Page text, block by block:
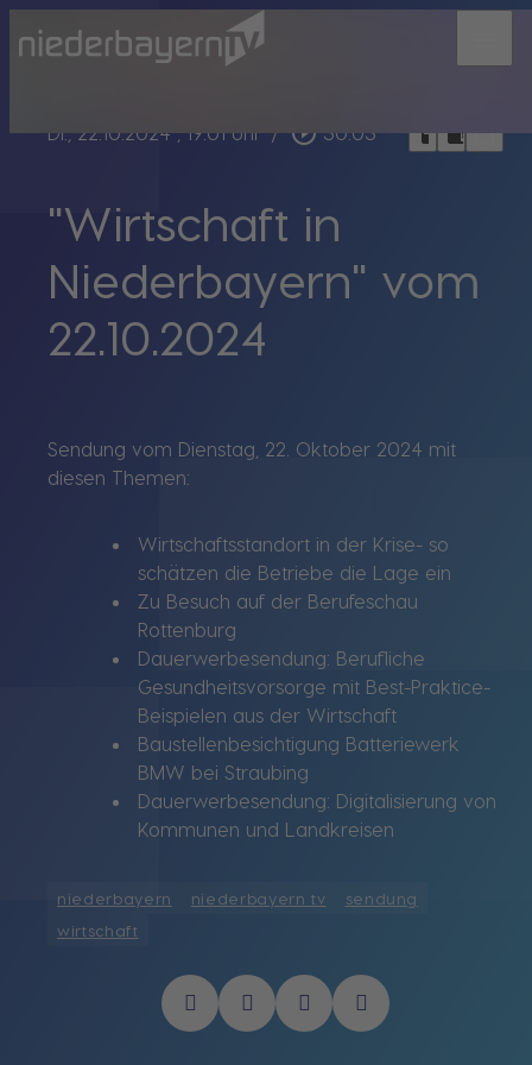
Di., 22.10.2024, 19:01 Uhr / play_circle_outline 30:03 headphoneschrome_reader_modebookmark_border
"Wirtschaft in
Niederbayern" vom
22.10.2024
Sendung vom Dienstag, 22. Oktober 2024 mit
diesen Themen:
Wirtschaftsstandort in der Krise- so
schätzen die Betriebe die Lage ein
Zu Besuch auf der Berufeschau
Rottenburg
Dauerwerbesendung: Berufliche
Gesundheitsvorsorge mit Best-Praktice-
Beispielen aus der Wirtschaft
Baustellenbesichtigung Batteriewerk
BMW bei Straubing
Dauerwerbesendung: Digitalisierung von
Kommunen und Landkreisen
niederbayern niederbayern tv
sendung
wirtschaft